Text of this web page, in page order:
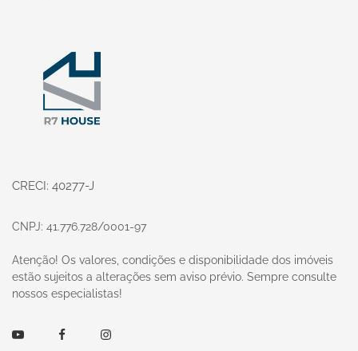
CRECI: 40277-J
CNPJ: 41.776.728/0001-97
Atenção! Os valores, condições e disponibilidade dos imóveis
estão sujeitos a alterações sem aviso prévio. Sempre consulte
nossos especialistas!
Youtube FacebookInstagram